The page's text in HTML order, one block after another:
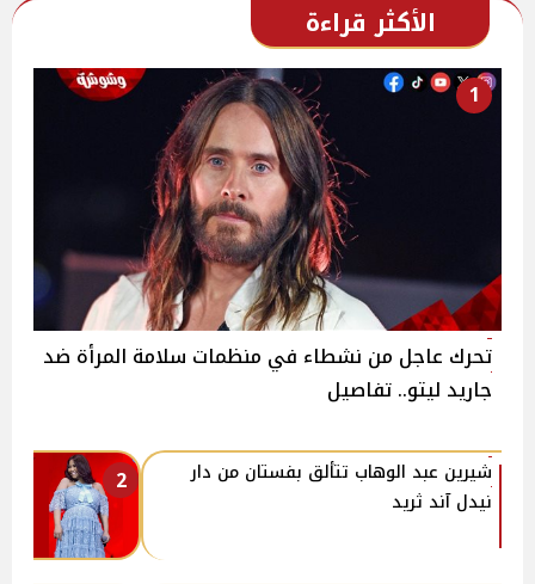
الأكثر قراءة
1
تحرك عاجل من نشطاء في منظمات سلامة المرأة ضد
جاريد ليتو.. تفاصيل
2
شيرين عبد الوهاب تتألق بفستان من دار
نيدل آند ثريد